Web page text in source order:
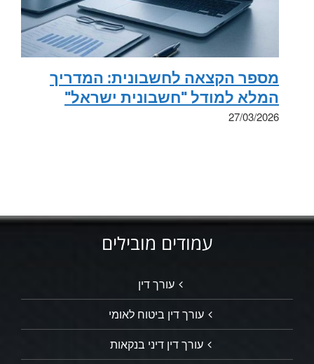
מספר הקצאה לחשבונית: המדריך
המלא למודל "חשבונית ישראל"
27/03/2026
עמודים מובילים
עורך דין
עורך דין ביטוח לאומי
עורך דין דיני בנקאות